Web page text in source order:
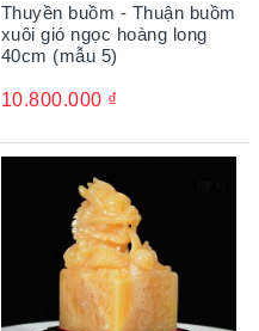
Thuyền buồm - Thuận buồm
xuôi gió ngọc hoàng long
40cm (mẫu 5)
10.800.000 ₫